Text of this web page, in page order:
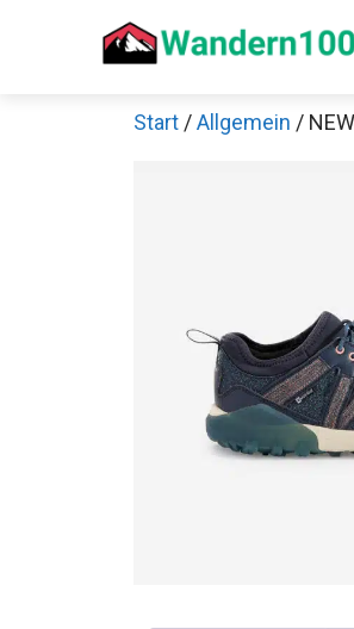
Start /Allgemein /